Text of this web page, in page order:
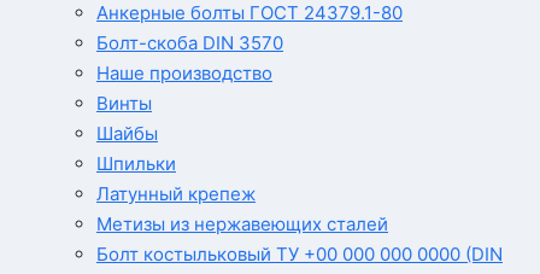
Анкерные болты ГОСТ 24379.1-80
Болт-скоба DIN 3570
Наше производство
Винты
Шайбы
Шпильки
Латунный крепеж
Метизы из нержавеющих сталей
Болт костыльковый ТУ +00 000 000 0000 (DIN